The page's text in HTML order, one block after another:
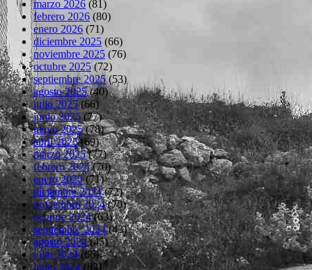
marzo 2026 (81)
febrero 2026 (80)
enero 2026 (71)
diciembre 2025 (66)
noviembre 2025 (76)
octubre 2025(72)
septiembre 2025(53)
agosto 2025(40)
julio 2025(66)
junio 2025 (77)
mayo 2025(78)
abril 2025(69)
marzo 2025(77)
febrero 2025(70)
enero 2025(71)
diciembre 2024(72)
noviembre 2024(70)
octubre 2024(63)
septiembre 2024(43)
agosto 2024(45)
julio 2024(66)
junio 2024 (82)